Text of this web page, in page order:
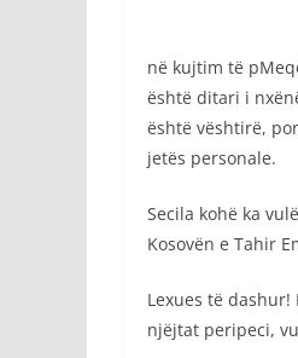
në kujtim të
është ditari i
është vështirë,
jetës personale.
Secila kohë ka
Kosovën e Tahir
Lexues të
njëjtat peripeci,